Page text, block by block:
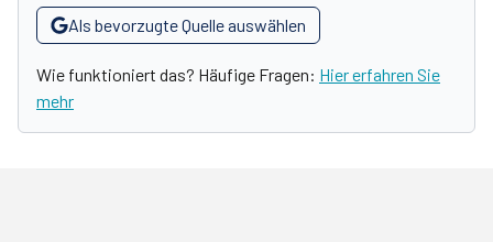
Als bevorzugte Quelle auswählen
Wie funktioniert das? Häufige Fragen: Hier erfahren Sie
mehr